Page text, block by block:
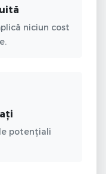
niciun cost
potențiali